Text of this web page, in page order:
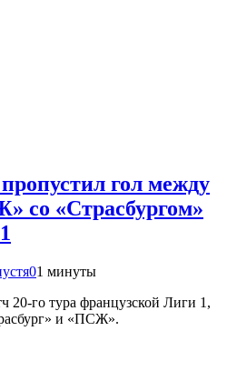
гол между
со «Страсбургом»
01 минуты
20-го тура французской Лиги 1,
и «ПСЖ».